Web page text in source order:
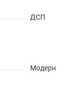
ДСП
Модерн